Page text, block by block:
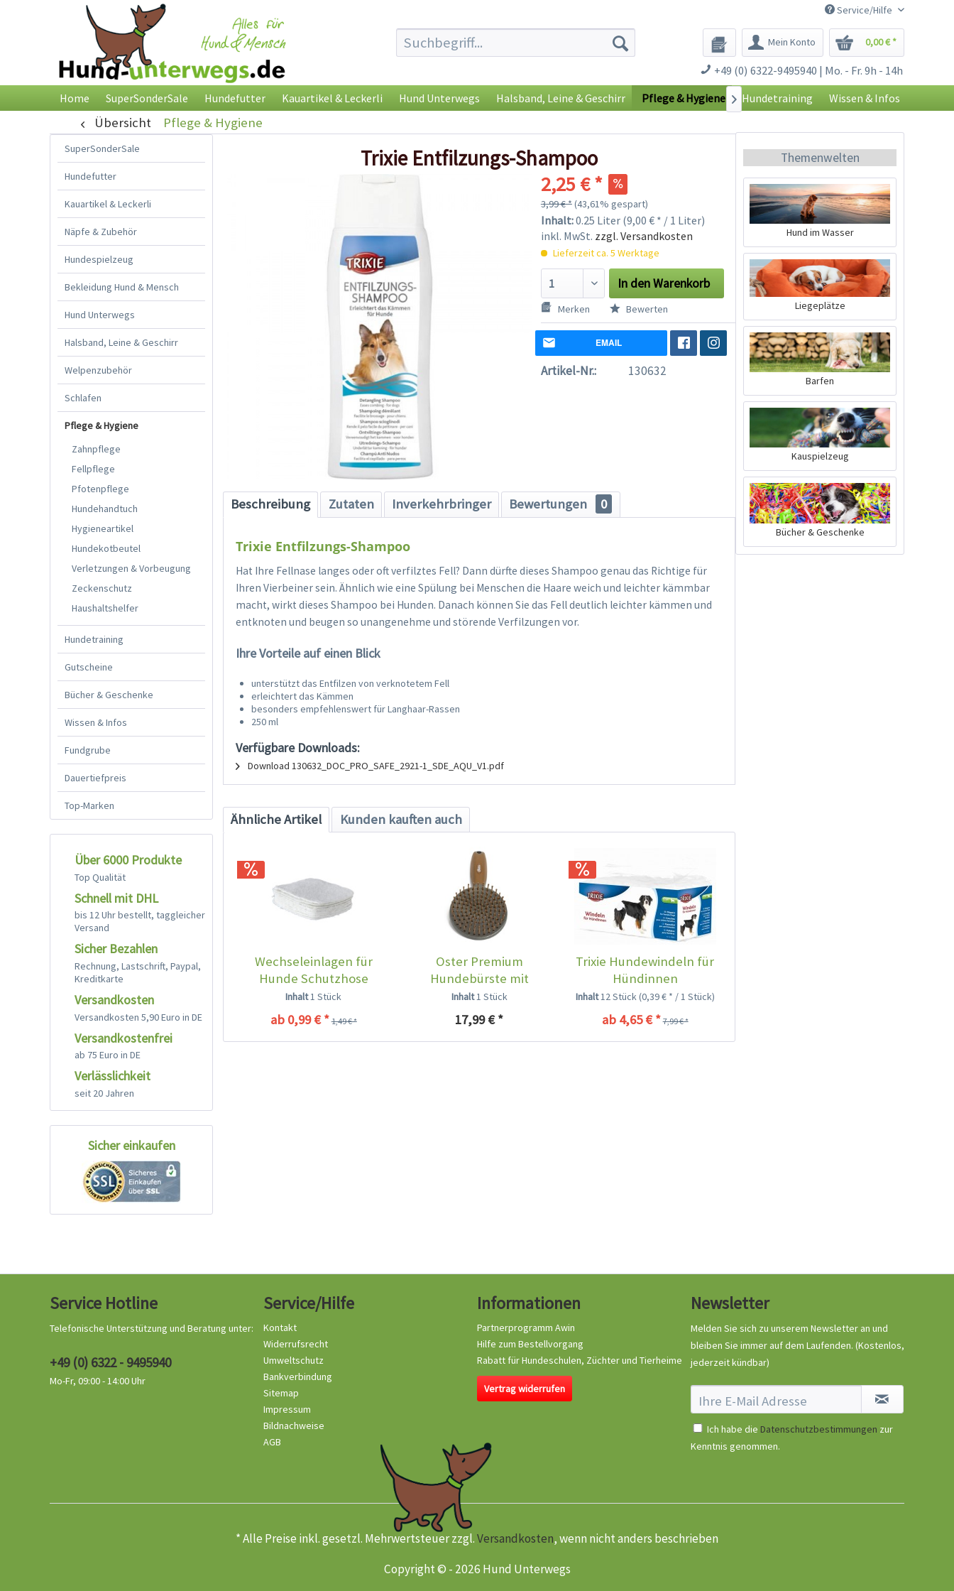
Service/Hilfe
Mein Konto 0,00 € *
+49 (0) 6322-9495940 | Mo. - Fr. 9h - 14h
Home SuperSonderSale Hundefutter Kauartikel & Leckerli Hund Unterwegs Halsband, Leine & Geschirr Pflege & Hygiene Hundetraining Wissen & Infos

Übersicht Pflege & Hygiene
SuperSonderSale
Hundefutter
Kauartikel & Leckerli
Näpfe & Zubehör
Hundespielzeug
Bekleidung Hund & Mensch
Hund Unterwegs
Halsband, Leine & Geschirr
Welpenzubehör
Schlafen
Pflege & Hygiene
Zahnpflege
Fellpflege
Pfotenpflege
Hundehandtuch
Hygieneartikel
Hundekotbeutel
Verletzungen & Vorbeugung
Zeckenschutz
Haushaltshelfer
Hundetraining
Gutscheine
Bücher & Geschenke
Wissen & Infos
Fundgrube
Dauertiefpreis
Top-Marken
Über 6000 Produkte
Top Qualität
Schnell mit DHL
bis 12 Uhr bestellt, taggleicher
Versand
Sicher Bezahlen
Rechnung, Lastschrift, Paypal,
Kreditkarte
Versandkosten
Versandkosten 5,90 Euro in DE
Versandkostenfrei
ab 75 Euro in DE
Verlässlichkeit
seit 20 Jahren
Sicher einkaufen
Trixie Entfilzungs-Shampoo
2,25 € *
3,99 € *(43,61% gespart)
Inhalt:0.25 Liter (9,00 € * / 1 Liter)
inkl. MwSt. zzgl. Versandkosten
Lieferzeit ca. 5 Werktage
In den Warenkorb
Merken Bewerten
EMAIL
Artikel-Nr.: 130632
Beschreibung Zutaten Inverkehrbringer Bewertungen 0
Trixie Entfilzungs-Shampoo
Hat Ihre Fellnase langes oder oft verfilztes Fell? Dann dürfte dieses Shampoo genau das Richtige für
Ihren Vierbeiner sein. Ähnlich wie eine Spülung bei Menschen die Haare weich und leichter kämmbar
macht, wirkt dieses Shampoo bei Hunden. Danach können Sie das Fell deutlich leichter kämmen und
entknoten und beugen so unangenehme und störende Verfilzungen vor.
Ihre Vorteile auf einen Blick
unterstützt das Entfilzen von verknotetem Fell
erleichtert das Kämmen
besonders empfehlenswert für Langhaar-Rassen
250 ml
Verfügbare Downloads:
Download 130632_DOC_PRO_SAFE_2921-1_SDE_AQU_V1.pdf
Ähnliche Artikel Kunden kauften auch
Wechseleinlagen für
Hunde Schutzhose
Hygienehose
Inhalt1 Stück
ab 0,99 € * 1,49 € *
Oster Premium
Hundebürste mit
Kunststoffborsten
Inhalt1 Stück
17,99 € *
Trixie Hundewindeln für
Hündinnen
Inhalt12 Stück(0,39 € * / 1 Stück)
ab 4,65 € * 7,99 € *
Themenwelten
Hund im Wasser
Liegeplätze
Barfen
Kauspielzeug
Bücher & Geschenke
Service Hotline
Telefonische Unterstützung und Beratung unter:
+49 (0) 6322 - 9495940
Mo-Fr, 09:00 - 14:00 Uhr
Service/Hilfe
Kontakt
Widerrufsrecht
Umweltschutz
Bankverbindung
Sitemap
Impressum
Bildnachweise
AGB
Informationen
Partnerprogramm Awin
Hilfe zum Bestellvorgang
Rabatt für Hundeschulen, Züchter und Tierheime
Vertrag widerrufen
Newsletter
Melden Sie sich zu unserem Newsletter an und
bleiben Sie immer auf dem Laufenden. (Kostenlos,
jederzeit kündbar)
Ich habe die Datenschutzbestimmungen zur
Kenntnis genommen.
* Alle Preise inkl. gesetzl. Mehrwertsteuer zzgl.Versandkosten, wenn nicht anders beschrieben
Copyright © - 2026 Hund Unterwegs